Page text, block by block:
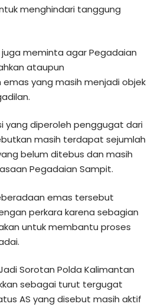
menghindari tanggung
meminta agar Pegadaian
ataupun
yang masih menjadi objek
yang diperoleh penggugat dari
masih terdapat sejumlah
belum ditebus dan masih
Pegadaian Sampit.
emas tersebut
perkara karena sebagian
untuk membantu proses
Sorotan Polda Kalimantan
sebagai turut tergugat
AS yang disebut masih aktif